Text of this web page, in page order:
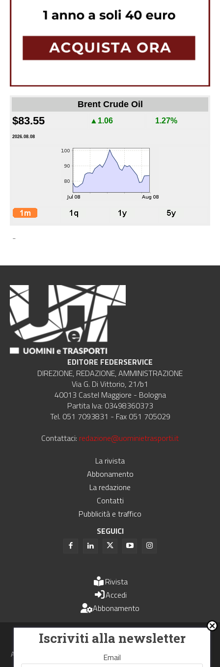
Brent Crude Oil
$83.55 ▲1.06 1.27%
2026.08.08
-
EDITORE FEDERSERVICE
DIREZIONE, REDAZIONE, AMMINISTRAZIONE
Via G. Di Vittorio, 21/b1
40013 Castel Maggiore - Bologna
Partita Iva: 03498360373
Tel. 051 7093831 - Fax 051 705029
Contattaci: redazione@uominietrasporti.it
La rivista
Abbonamento
La redazione
Contatti
Pubblicità e traffico
SEGUICI
Rivista
Accedi
Abbonamento
Uomini e Trasporti è un periodico associato all'Unione Stampa
Periodica Italiana - USPI
Autorizzazione del Tribunale di Bologna N.4993 del 15 giugno 1982
Webdesign made inNowhere
Iscriviti alla newsletter
Email